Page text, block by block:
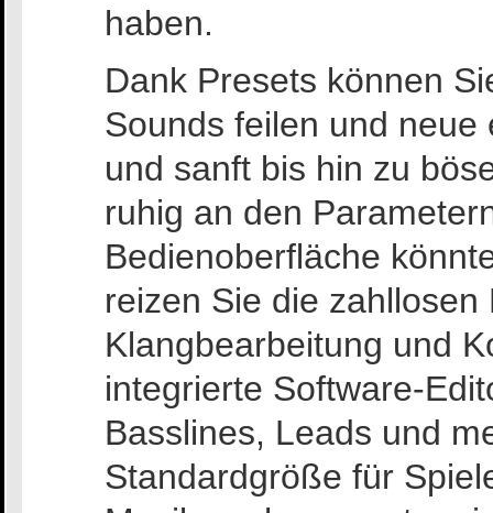
haben.
Dank Presets können
Sounds feilen und
und sanft bis hin zu
ruhig an den
Bedienoberfläche
reizen Sie die
Klangbearbeitung und
integrierte Software-
Basslines, Leads und
Standardgröße für